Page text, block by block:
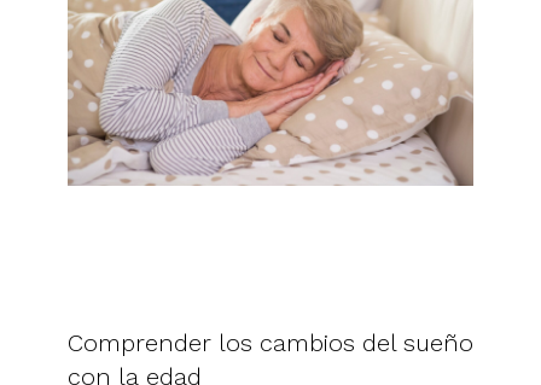
Comprender los cambios del sueño
con la edad